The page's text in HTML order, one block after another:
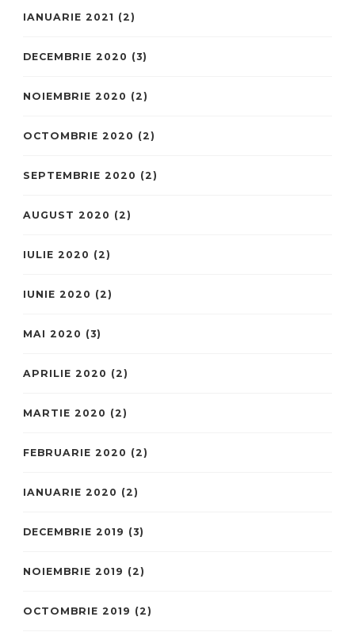
IANUARIE 2021 (2)
DECEMBRIE 2020 (3)
NOIEMBRIE 2020 (2)
OCTOMBRIE 2020 (2)
SEPTEMBRIE 2020 (2)
AUGUST 2020 (2)
IULIE 2020 (2)
IUNIE 2020 (2)
MAI 2020 (3)
APRILIE 2020 (2)
MARTIE 2020 (2)
FEBRUARIE 2020 (2)
IANUARIE 2020 (2)
DECEMBRIE 2019 (3)
NOIEMBRIE 2019 (2)
OCTOMBRIE 2019 (2)